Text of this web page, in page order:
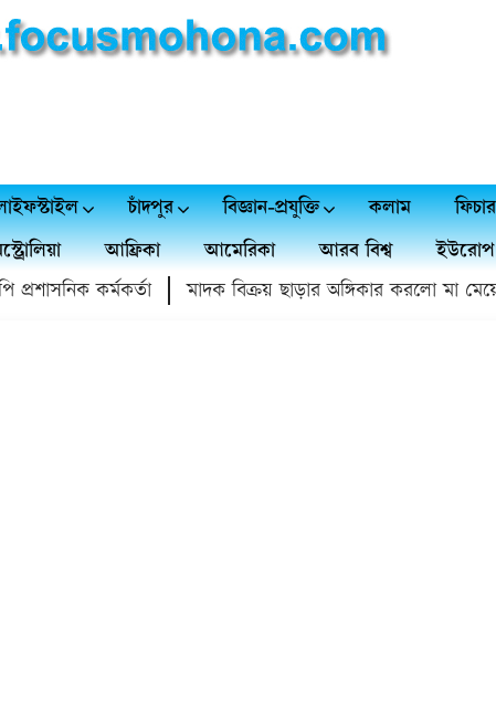
চাঁদপুর বিজ্ঞান-প্রযুক্তি কলাম ফিচার
আফ্রিকা আমেরিকা আরব বিশ্ব ইউরোপ
কর্মকর্তা মাদক বিক্রয় ছাড়ার অঙ্গিকার করলো মা মেয়ে